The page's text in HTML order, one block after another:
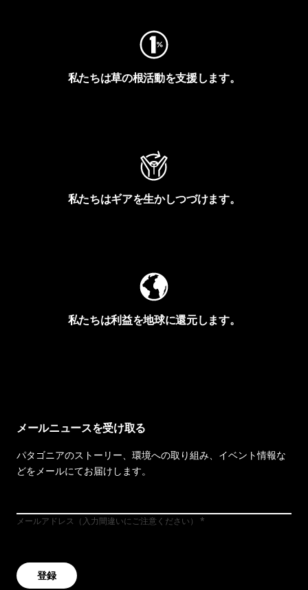
私たちは草の根活動を支援します。
私たちはギアを生かしつづけます。
私たちは利益を地球に還元します。
メールニュースを受け取る
パタゴニアのストーリー、環境への取り組み、イベント情報な
どをメールにてお届けします。
メールアドレス（入力間違いにご注意ください）
登録